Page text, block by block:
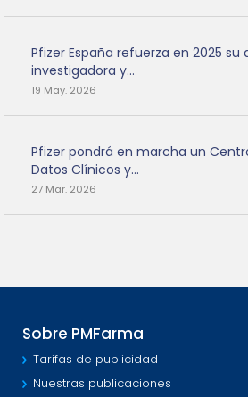
Pfizer España refuerza en 2025 su
investigadora y...
19 May. 2026
Pfizer pondrá en marcha un
Datos Clínicos y...
27 Mar. 2026
Sobre PMFarma
Tarifas de publicidad
Nuestras publicaciones